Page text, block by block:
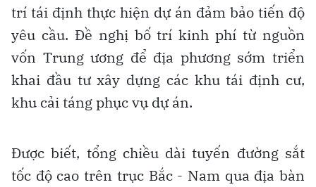
trí tái định thực hiện dự án đảm bảo tiến độ
yêu cầu. Đề nghị bố trí kinh phí từ nguồn
vốn Trung ương để địa phương sớm triển
khai đầu tư xây dựng các khu tái định cư,
khu cải táng phục vụ dự án.
Được biết, tổng chiều dài tuyến đường sắt
tốc độ cao trên trục Bắc - Nam qua địa bàn